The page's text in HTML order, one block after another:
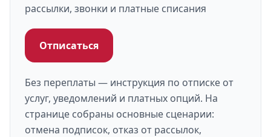
рассылки, звонки и платные списания
Отписаться
Без переплаты — инструкция по отписке от
услуг, уведомлений и платных опций. На
странице собраны основные сценарии:
отмена подписок, отказ от рассылок,